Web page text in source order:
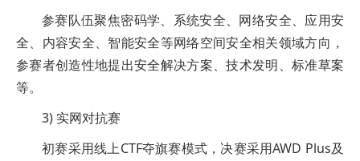
参赛队伍聚焦密码学、系统安全、网络安全、应用安
全、内容安全、智能安全等网络空间安全相关领域方向，
参赛者创造性地提出安全解决方案、技术发明、标准草案
等。
3) 实网对抗赛
初赛采用线上CTF夺旗赛模式，决赛采用AWD Plus及